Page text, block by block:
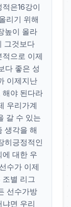
은16강이
리기 위해
높이 올라
그것보다
으로 이제
다 좋은 성
이제지난
해야 된다라
우리가계
갈 수 있는
생각을 해
히긍정적인
대한 우
수가 이제
조별 리그
선수가방
면 우리